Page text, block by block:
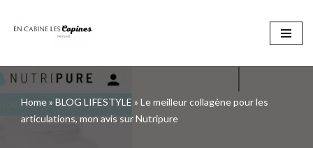
contenu
Home» BLOG LIFESTYLE » Le meilleur collagène pour les
articulations, mon avis sur Nutripure